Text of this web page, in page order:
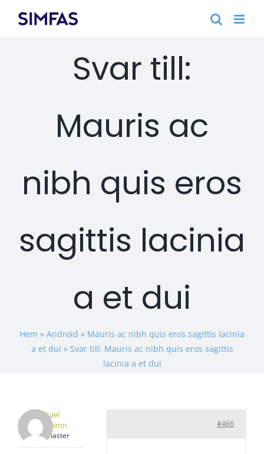
Svar till:
Mauris ac
nibh quis eros
sagittis lacinia
a et dui
Hem » Android » Mauris ac nibh quis eros sagittis lacinia
a et dui » Svar till: Mauris ac nibh quis eros sagittis
lacinia a et dui
Mikael
Cronhamn
Keymaster
#466